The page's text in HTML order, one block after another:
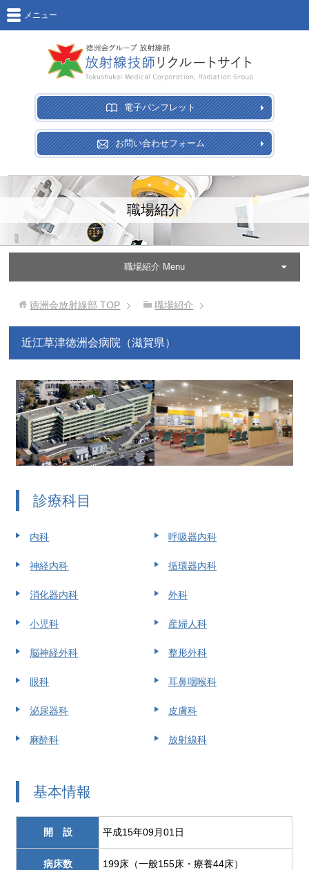
メニュー
電子パンフレット
お問い合わせフォーム
職場紹介
徳洲会放射線部 TOP 職場紹介
近江草津徳洲会病院（滋賀県）
診療科目
内科 呼吸器内科
神経内科 循環器内科
消化器内科 外科
小児科 産婦人科
脳神経外科 整形外科
眼科 耳鼻咽喉科
泌尿器科 皮膚科
麻酔科 放射線科
基本情報
開 設 平成15年09月01日
病床数 199床（一般155床・療養44床）
職場紹介 Menu